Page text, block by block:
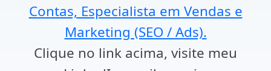
Contas, Especialista em Vendas e
Marketing (SEO / Ads).
Clique no link acima, visite meu